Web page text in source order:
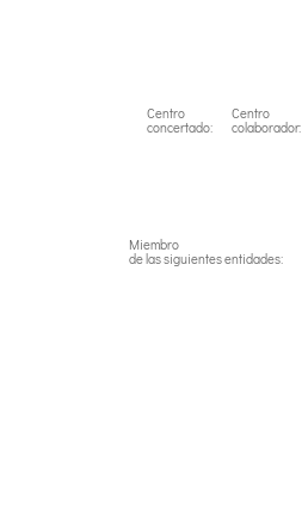
Centro
concertado:
Centro
colaborador:
Miembro
de las siguientes entidades: